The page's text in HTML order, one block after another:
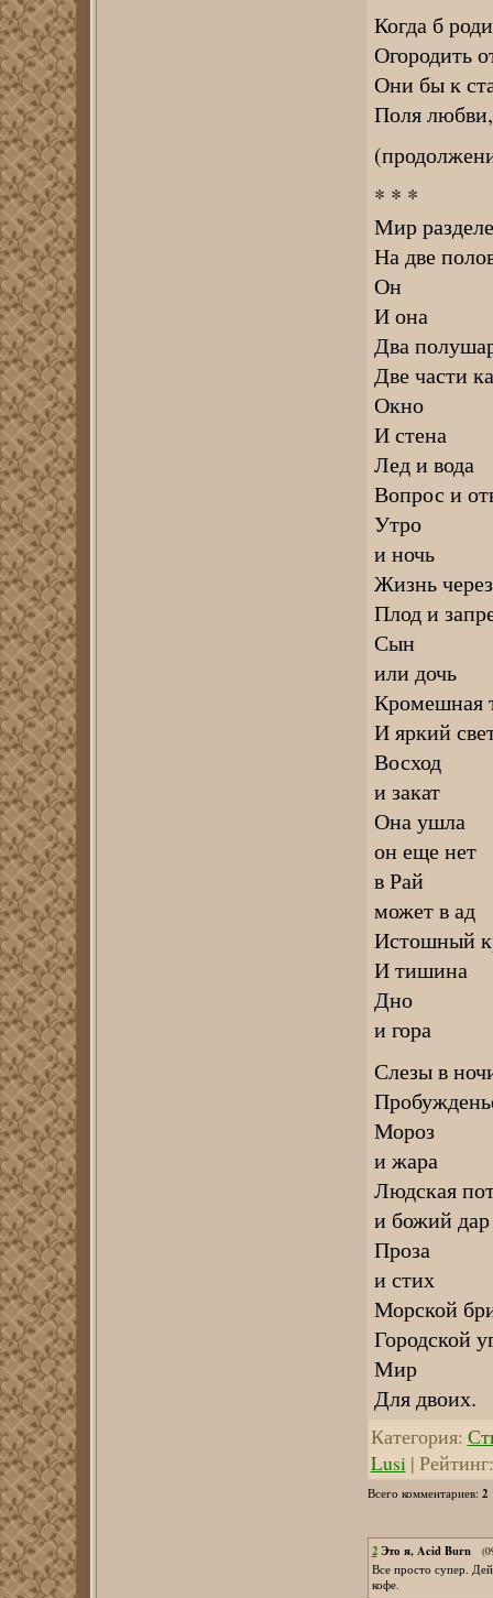
Когда б
Огородить
Они бы к
Поля
* * *
Мир
На две
Он
И она
Два
Две части
Окно
И стена
Лед и вода
Вопрос и
Утро
и ночь
Жизнь
Плод и
Сын
или дочь
Кромешная
И яркий
Восход
и закат
Она ушла
он еще нет
в Рай
может в ад
Истошный
И тишина
Дно
и гора
Слезы в
Мороз
и жара
Людская
и божий дар
Проза
и стих
Морской
Городской
Мир
Для двоих.
Категория:
Lusi | Рейтинг:
Всего комментариев: 2
2 Это я, Acid Burn
Все просто супер.
кофе.